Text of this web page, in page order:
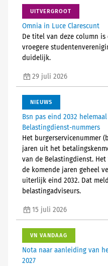
UITVERGROOT
Omnia in Luce Clarescunt
De titel van deze column
vroegere
duidelijk.
29 juli 2026
NIEUWS
Bsn pas eind 2032
Belastingdienst-nummers
Het burgerservicenummer
jaren uit het
van de Belastingdienst.
de komende jaren geheel
uiterlijk eind 2032. Dat
belastingadviseurs.
15 juli 2026
VN VANDAAG
Nota naar aanleiding van
2027